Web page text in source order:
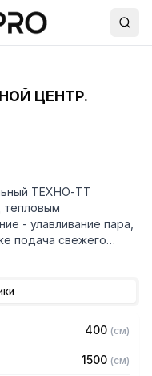
ЦЕНТР.
ТЕХНО-ТТ
- улавливание пара,
подача свежего
на микроклимате
Поэтому это
в помещении и
400 (см)
1500 (см)